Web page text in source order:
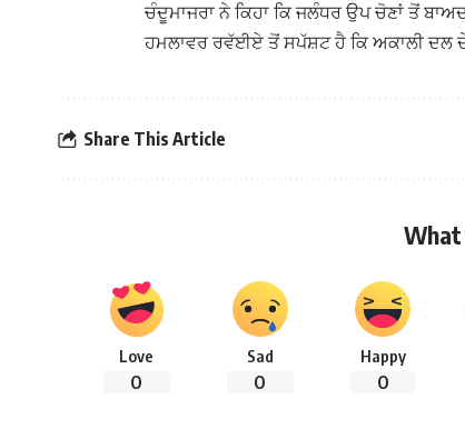
ਚੰਦੂਮਾਜਰਾ ਨੇ ਕਿਹਾ ਕਿ ਜਲੰਧਰ ਉਪ ਚੋਣਾਂ ਤੋਂ
ਹਮਲਾਵਰ ਰਵੱਈਏ ਤੋਂ ਸਪੱਸ਼ਟ ਹੈ ਕਿ ਅਕਾਲੀ ਦਲ
Share This Article
Love
0
Sad
0
Happy
0